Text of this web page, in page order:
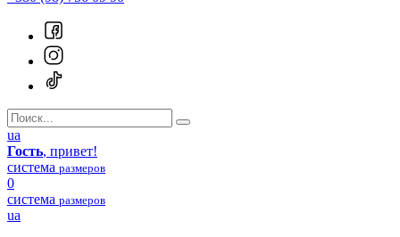
ua
Гость, привет!
система размеров
0
система размеров
ua